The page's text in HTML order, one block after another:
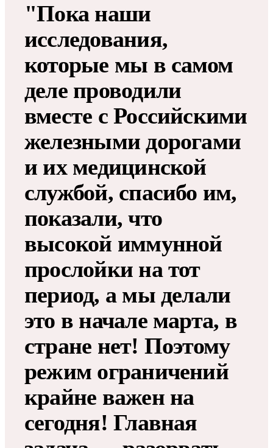
"Пока наши
исследования,
которые мы в самом
деле проводили
вместе с Российскими
железными дорогами
и их медицинской
службой, спасибо им,
показали, что
высокой иммунной
прослойки на тот
период, а мы делали
это в начале марта, в
стране нет! Поэтому
режим ограничений
крайне важен на
сегодня! Главная